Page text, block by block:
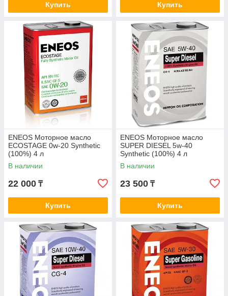
Oil-market.kz – официальный дилер моторных и
трансмиссионных масел ENEOS.
Купить Купить
ENEOS Моторное масло
ECOSTAGE 0w-20 Synthetic
(100%) 4 л
В наличии
22 000 ₸
Купить
ENEOS Моторное масло
SUPER DIESEL 5w-40
Synthetic (100%) 4 л
В наличии
23 500 ₸
Купить